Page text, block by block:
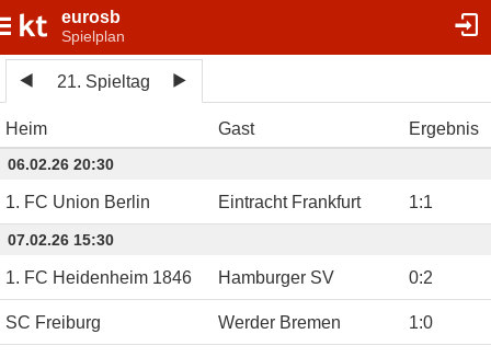
eurosb
Spielplan
21. Spieltag
Heim Gast Ergebnis
06.02.26 20:30
1. FC Union Berlin Eintracht Frankfurt 1:1
07.02.26 15:30
1. FC Heidenheim 1846 Hamburger SV 0:2
SC Freiburg Werder Bremen 1:0